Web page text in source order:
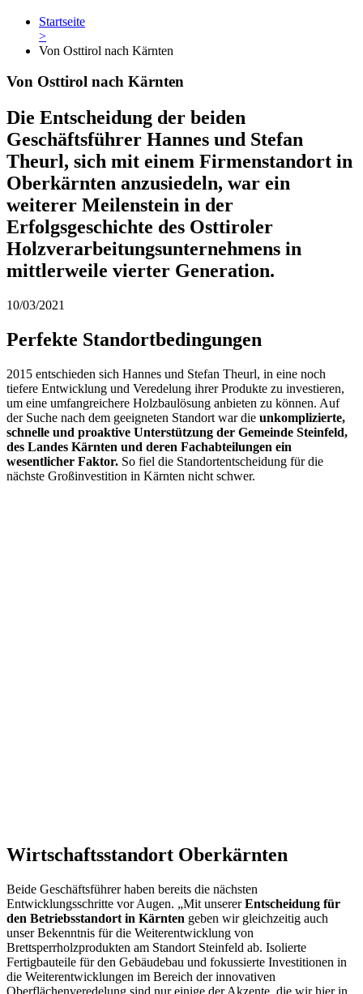
Startseite
>
Von Osttirol nach Kärnten
Von Osttirol nach Kärnten
Die Entscheidung der beiden
Geschäftsführer Hannes und Stefan
Theurl, sich mit einem Firmenstandort in
Oberkärnten anzusiedeln, war ein
weiterer Meilenstein in der
Erfolgsgeschichte des Osttiroler
Holzverarbeitungsunternehmens in
mittlerweile vierter Generation.
10/03/2021
Perfekte Standortbedingungen
2015 entschieden sich Hannes und Stefan Theurl, in eine noch
tiefere Entwicklung und Veredelung ihrer Produkte zu investieren,
um eine umfangreichere Holzbaulösung anbieten zu können. Auf
der Suche nach dem geeigneten Standort war die unkomplizierte,
schnelle und proaktive Unterstützung der Gemeinde Steinfeld,
des Landes Kärnten und deren Fachabteilungen ein
wesentlicher Faktor. So fiel die Standortentscheidung für die
nächste Großinvestition in Kärnten nicht schwer.
Wirtschaftsstandort Oberkärnten
Beide Geschäftsführer haben bereits die nächsten
Entwicklungsschritte vor Augen. „Mit unsererEntscheidung für
den Betriebsstandort in Kärnten geben wir gleichzeitig auch
unser Bekenntnis für die Weiterentwicklung von
Brettsperrholzprodukten am Standort Steinfeld ab. Isolierte
Fertigbauteile für den Gebäudebau und fokussierte Investitionen in
die Weiterentwicklungen im Bereich der innovativen
Oberflächenveredelung sind nur einige der Akzente, die wir hier in